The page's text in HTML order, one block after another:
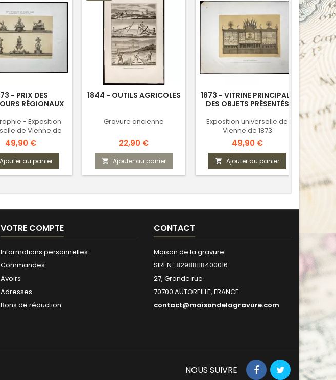
- PRIX DES
RÉGIONAUX
- Exposition
de Vienne de
1873
Prix
49,90 €
Ajouter au panier
1844 - OUTILS AGRICOLES
Gravure ancienne
Prix
22,90 €
 Ajouter au panier
1873 - VITRINE PRINCIPALE
DES OBJETS PRÉSENTÉS
Exposition universelle de
Vienne de 1873
Prix
49,90 €
 Ajouter au panier
VOTRE COMPTE
Informations personnelles
Commandes
Avoirs
Adresses
Bons de réduction
CONTACT
Maison de la gravure
SIREN : 82988118400016
27, Grande rue
70700 AUTOREILLE, FRANCE
contact@maisondelagravure.com
NOUS SUIVRE